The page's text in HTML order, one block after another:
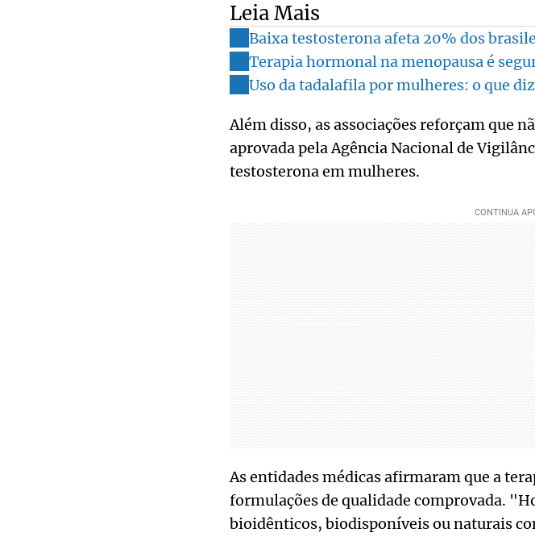
Leia Mais
Baixa testosterona afeta 20% dos
Terapia hormonal na menopausa é
Uso da tadalafila por mulheres: o que
Além disso, as associações reforçam que
aprovada pela Agência Nacional de
testosterona em mulheres.
As entidades médicas afirmaram que a
formulações de qualidade comprovada.
bioidênticos, biodisponíveis ou naturais